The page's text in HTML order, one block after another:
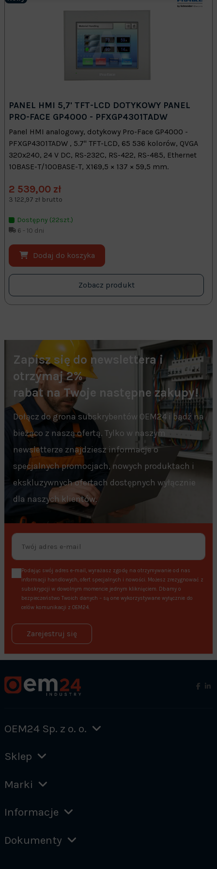
PANEL HMI 5,7' TFT-LCD DOTYKOWY PANEL
PRO-FACE GP4000 - PFXGP4301TADW
Panel HMI analogowy, dotykowy Pro-Face GP4000 -
PFXGP4301TADW , 5.7" TFT-LCD, 65 536 kolorów, QVGA
320x240, 24 V DC, RS-232C, RS-422, RS-485, Ethernet
10BASE-T/100BASE-T, X169,5 × 137 × 59,5 mm.
2 539,00 zł
3 122,97 zł brutto
Dostępny (22szt.)
6 - 10 dni
Dodaj do koszyka
Zobacz produkt
Zapisz się do newslettera i
otrzymaj 2%
rabat na Twoje następne zakupy!
Dołącz do grona subskrybentów OEM24 i bądź na
bieżąco z naszą ofertą. Tylko w naszym
newsletterze znajdziesz informacje o
specjalnych promocjach, nowych produktach i
ekskluzywnych ofertach dostępnych wyłącznie
dla naszych klientów.
Podając swój adres e-mail, wyrażasz zgodę na otrzymywanie od nas
informacji handlowych, ofert specjalnych i nowości. Możesz zrezygnować z
subskrypcji w dowolnym momencie jednym kliknięciem. Dbamy o
bezpieczeństwo Twoich danych – są one wykorzystywane wyłącznie do
celów komunikacji z OEM24.
Zarejestruj się
OEM24 Sp. z o. o.
Sklep
Marki
Informacje
Dokumenty